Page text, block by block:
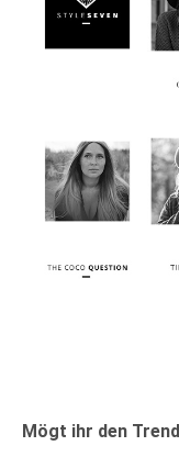
Mögt ihr den